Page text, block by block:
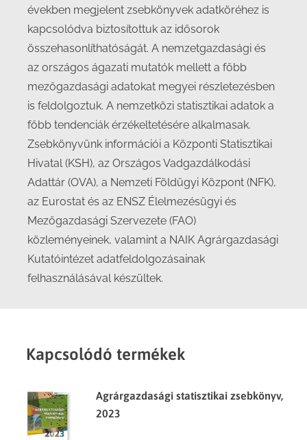
években megjelent zsebkönyvek adatköréhez is
kapcsolódva biztosítottuk az idősorok
összehasonlíthatóságát. A nemzetgazdasági és
az országos ágazati mutatók mellett a főbb
mezőgazdasági adatokat megyei részletezésben
is feldolgoztuk. A nemzetközi statisztikai adatok a
főbb tendenciák érzékeltetésére alkalmasak.
Zsebkönyvünk információi a Központi Statisztikai
Hivatal (KSH), az Országos Vadgazdálkodási
Adattár (OVA), a Nemzeti Földügyi Központ (NFK),
az Eurostat és az ENSZ Élelmezésügyi és
Mezőgazdasági Szervezete (FAO)
közleményeinek, valamint a NAIK Agrárgazdasági
Kutatóintézet adatfeldolgozásainak
felhasználásával készültek.
Kapcsolódó termékek
Agrárgazdasági statisztikai zsebkönyv,
2023